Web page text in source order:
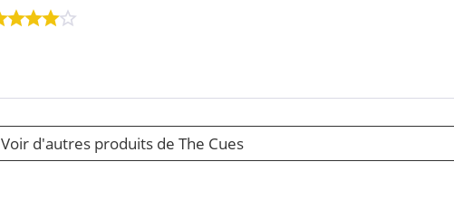
Voir d'autres produits de The Cues